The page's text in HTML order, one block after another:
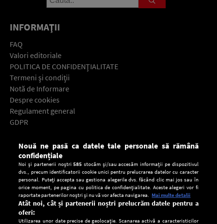
INFORMAŢII
FAQ
Valori editoriale
POLITICA DE CONFIDENŢIALITATE
Termeni şi condiţii
Notă de Informare
Despre cookies
Regulament general
GDPR
Descarcă gratuit aplicaţia Europa FM pentru smartphone:
Nouă ne pasă ca datele tale personale să rămână
confidențiale
Noi și partenerii noștri585 stocăm și/sau accesăm informații pe dispozitivul
dvs., precum identificatorii cookie unici pentru prelucrarea datelor cu caracter
personal. Puteți accepta sau gestiona alegerile dvs. făcând clic mai jos sau în
orice moment, pe pagina cu politica de confidențialitate. Aceste alegeri vor fi
raportate partenerilor noștri și nu vă vor afecta navigarea. Mai multe detalii
Atât noi, cât și partenerii noștri prelucrăm datele pentru a
oferi:
Utilizarea unor date precise de geolocație. Scanarea activă a caracteristicilor